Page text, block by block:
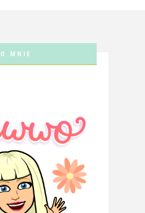
O MNIE